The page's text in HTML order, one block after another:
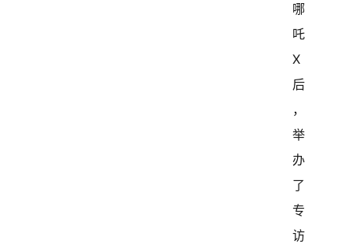
哪
吒
X
后
，
举
办
了
专
访